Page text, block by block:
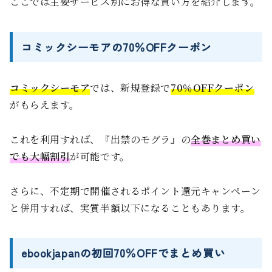
コミックシーモアの70％OFFクーポン
コミックシーモアでは、新規登録で70％OFFクーポン
がもらえます。
これを利用すれば、『出禁のモグラ』の全巻まとめ買い
でも大幅割引が可能です。
さらに、不定期で開催されるポイント還元キャンペーン
と併用すれば、実質半額以下になることもあります。
ebookjapanの初回70％OFFでまとめ買い